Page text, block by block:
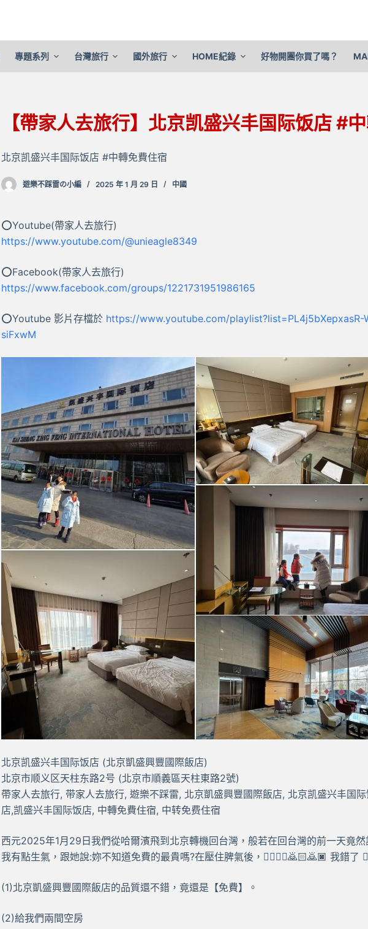
專題系列 台灣旅行 國外旅行 HOME紀錄 好物開團你買了嗎？
【帶家人去旅行】北京凯盛兴丰国际饭店 #
北京凯盛兴丰国际饭店 #中轉免費住宿
遊樂不踩雷の小編 2025 年 1 月 29 日 中國
⭕Youtube(帶家人去旅行)
https://www.youtube.com/@unieagle8349
⭕Facebook(帶家人去旅行)
https://www.facebook.com/groups/1221731951986165
⭕Youtube 影片存檔於 https://www.youtube.com/playlist?list=PL4j5bXepxasR-
siFxwM
北京凯盛兴丰国际饭店 (北京凱盛興豐國際飯店)
北京市顺义区天柱东路2号 (北京市順義區天柱東路2號)
帶家人去旅行, 带家人去旅行, 遊樂不踩雷, 北京凱盛興豐國際飯店, 北京凯盛兴丰国
店,凯盛兴丰国际饭店, 中轉免費住宿, 中转免费住宿
西元2025年1月29日我們從哈爾濱飛到北京轉機回台灣，般若在回台灣的前一天竟然
我有點生氣，跟她說:妳不知道免費的最貴嗎?在壓住脾氣後，🙇‍♀️🙇‍♂️🙇🏻🙇🏿 我錯了
(1)北京凱盛興豐國際飯店的品質還不錯，竟還是【免費】。
(2)給我們兩間空房